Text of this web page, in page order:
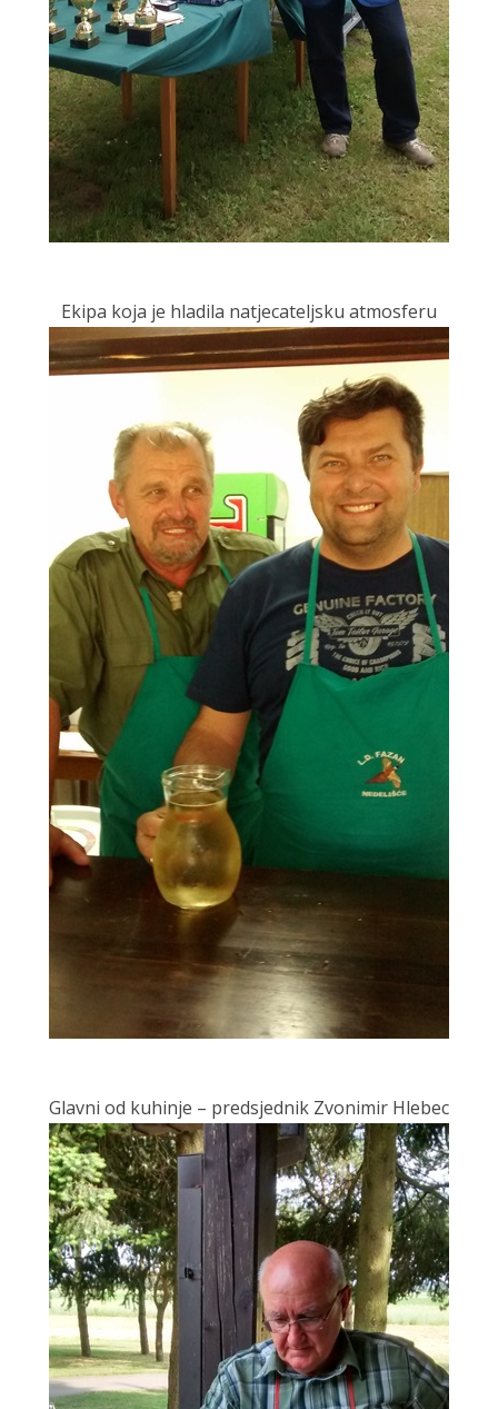
Ekipa koja je hladila natjecateljsku atmosferu
Glavni od kuhinje – predsjednik Zvonimir Hlebec